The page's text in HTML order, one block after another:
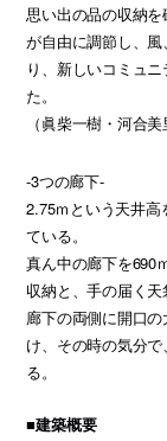
思い出の品の収納
が自由に調節し、
り、新しいコミュ
た。
（眞柴一樹・河合美
-3つの廊下-
2.75ｍという天井
ている。
真ん中の廊下を690
収納と、手の届く天
廊下の両側に開口
け、その時の気分
る。
■建築概要